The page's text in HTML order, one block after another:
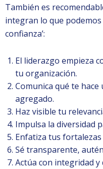
También es
integran lo que podemos
confianza’:
El liderazgo empieza
tu organización.
Comunica qué te
agregado.
Haz visible tu
Impulsa la diversidad
Enfatiza tus
Sé transparente,
Actúa con integridad y